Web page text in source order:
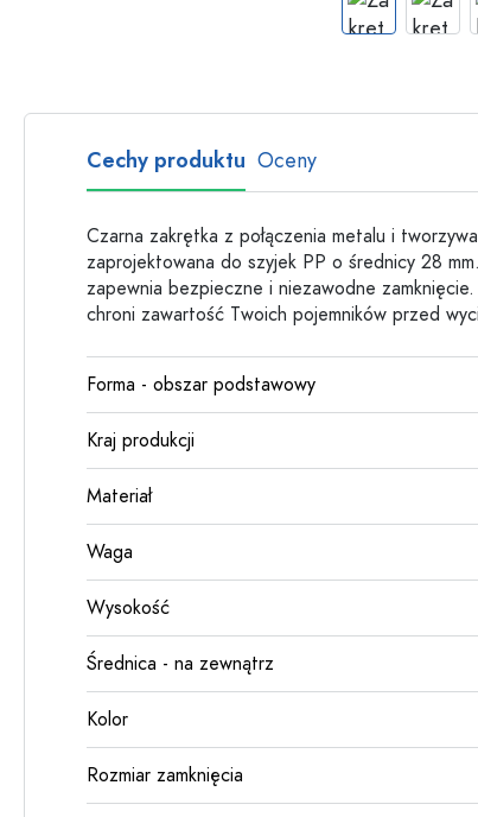
Butelki plastikowe
Cechy produktu Oceny
Czarna zakrętka z połączenia metalu i
zaprojektowana do szyjek PP o średnicy 28
zapewnia bezpieczne i niezawodne zamknięcie.
chroni zawartość Twoich pojemników przed
Forma - obszar podstawowy
Kraj produkcji
Materiał
Waga
Wysokość
Średnica - na zewnątrz
Kolor
Rozmiar zamknięcia